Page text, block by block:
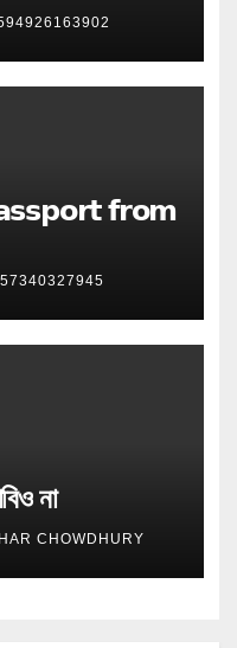
𝗳𝗿𝗼𝗺
না
CHOWDHURY